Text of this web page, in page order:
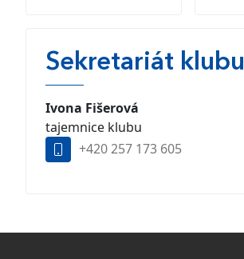
Sekretariát klubu
Ivona Fišerová
tajemnice klubu
+420257 173 605